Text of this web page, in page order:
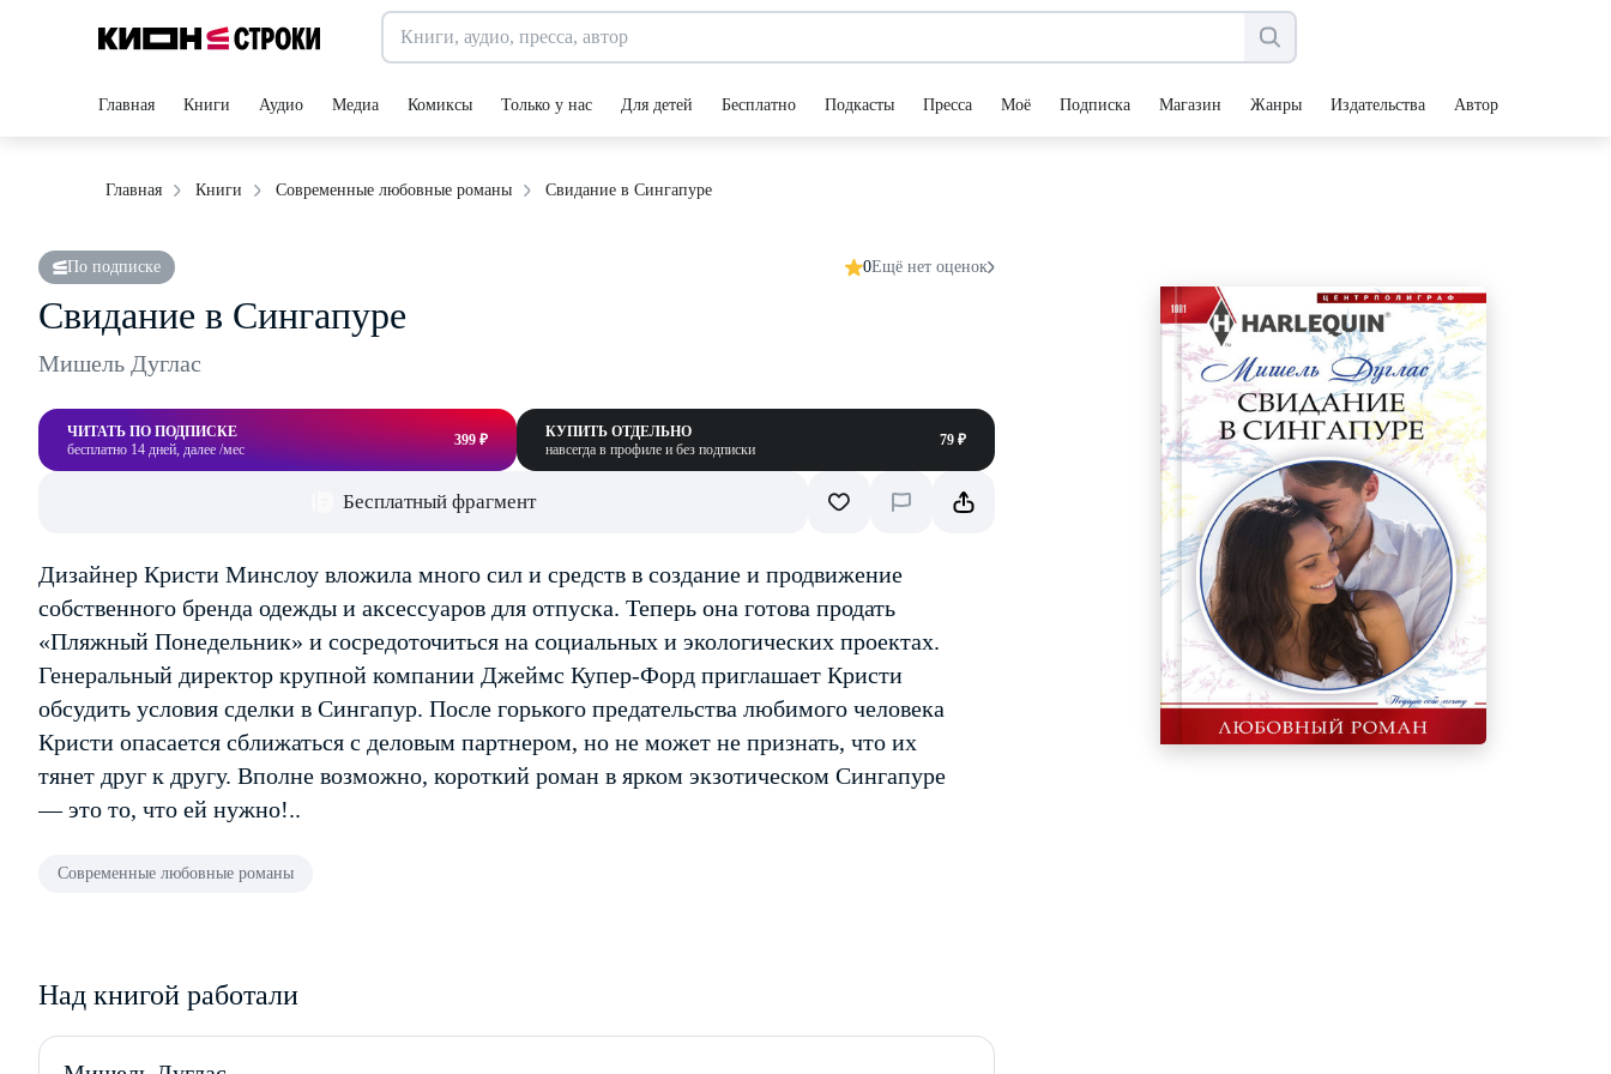
Главная Книги Аудио Медиа Комиксы Только у нас Для детей Бесплатно Подкасты Пресса Моё Подписка Магазин Жанры Издательства Авторы
Главная Книги Современные любовные романы Свидание в Сингапуре
По подписке 0Ещё нет оценок
Свидание в Сингапуре
Мишель Дуглас
ЧИТАТЬ ПО ПОДПИСКЕ
бесплатно 14 дней, далее /мес
399 ₽
КУПИТЬ ОТДЕЛЬНО
навсегда в профиле и без подписки
79 ₽
Бесплатный фрагмент
Дизайнер Кристи Минслоу вложила много сил и средств в создание и продвижение
собственного бренда одежды и аксессуаров для отпуска. Теперь она готова продать
«Пляжный Понедельник» и сосредоточиться на социальных и экологических проектах.
Генеральный директор крупной компании Джеймс Купер-Форд приглашает Кристи
обсудить условия сделки в Сингапур. После горького предательства любимого человека
Кристи опасается сближаться с деловым партнером, но не может не признать, что их
тянет друг к другу. Вполне возможно, короткий роман в ярком экзотическом Сингапуре
— это то, что ей нужно!..
Современные любовные романы
Над книгой работали